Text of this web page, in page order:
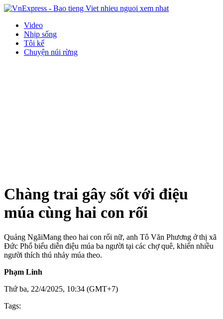
Video
Nhịp sống
Tôi kể
Chuyện núi rừng
Chàng trai gây sốt với điệu
múa cùng hai con rối
Quảng NgãiMang theo hai con rối nữ, anh Tô Văn Phương ở thị xã
Đức Phổ biểu diễn điệu múa ba người tại các chợ quê, khiến nhiều
người thích thú nhảy múa theo.
Phạm Linh
Thứ ba, 22/4/2025, 10:34 (GMT+7)
Tags: